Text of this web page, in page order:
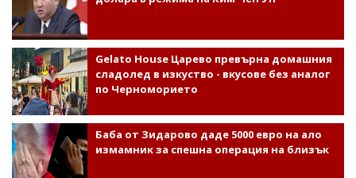
Gelato House Царево превърна домашния
сладолед в изкуство - вкусове без аналог
по Черноморието
Баба от Зидарово даде 5000 евро на ало
измамник за спешна операция на близък